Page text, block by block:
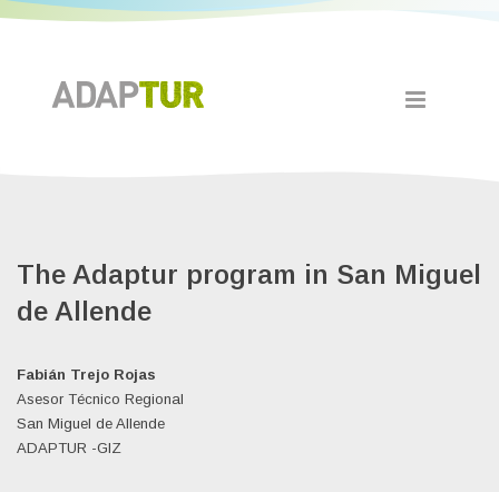
The Adaptur program in San Miguel
de Allende
Fabián Trejo Rojas
Asesor Técnico Regional
San Miguel de Allende
ADAPTUR -GIZ